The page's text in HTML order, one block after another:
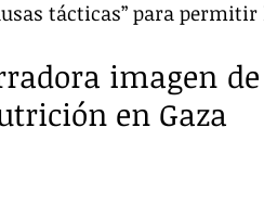
tácticas” para
imagen
en Gaza